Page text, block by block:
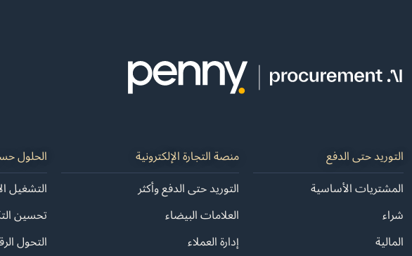
التوريد حتى الدفع
المشتريات الأساسية
شراء
المالية
منصة التجارة الإلكترونية
التوريد حتى الدفع وأكثر
العلامات البيضاء
إدارة العملاء
الحلول
التشغيل
تحسين
التحول